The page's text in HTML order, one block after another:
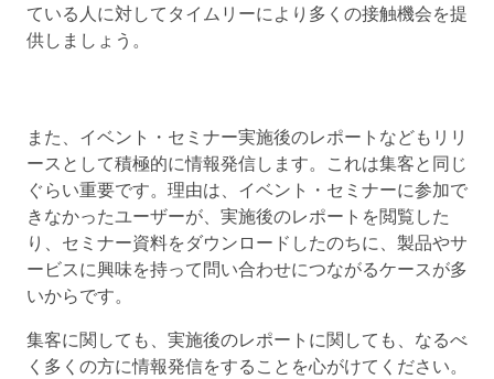
ている人に対してタイムリーにより多くの接触機会を提
供しましょう。
また、イベント・セミナー実施後のレポートなどもリリ
ースとして積極的に情報発信します。これは集客と同じ
ぐらい重要です。理由は、イベント・セミナーに参加で
きなかったユーザーが、実施後のレポートを閲覧した
り、セミナー資料をダウンロードしたのちに、製品やサ
ービスに興味を持って問い合わせにつながるケースが多
いからです。
集客に関しても、実施後のレポートに関しても、なるべ
く多くの方に情報発信をすることを心がけてください。